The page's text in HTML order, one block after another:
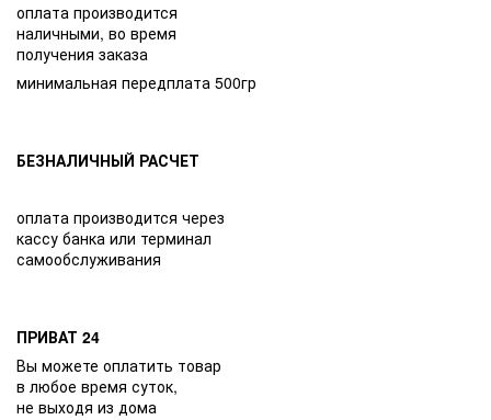
оплата производится
наличными, во время
получения заказа
минимальная передплата 500гр
БЕЗНАЛИЧНЫЙ РАСЧЕТ
оплата производится через
кассу банка или терминал
самообслуживания
ПРИВАТ 24
Вы можете оплатить товар
в любое время суток,
не выходя из дома